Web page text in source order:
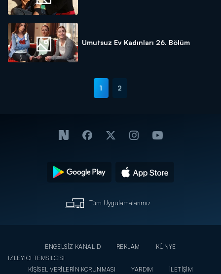
Umutsuz Ev Kadınları 26. Bölüm
1 2
Tüm Uygulamalarımız
ENGELSİZ KANAL D REKLAM
KÜNYE
İZLEYİCİ TEMSİLCİSİ
KİŞİSEL VERİLERİN KORUNMASI
YARDIM İLETİŞİM